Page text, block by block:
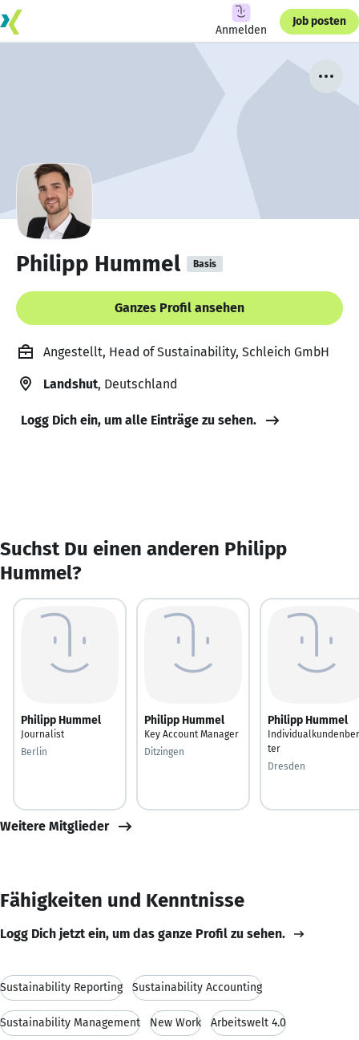
Anmelden
Job posten
Philipp Hummel Basis
Ganzes Profil ansehen
Angestellt, Head of Sustainability, Schleich GmbH
Landshut, Deutschland
Logg Dich ein, um alle Einträge zu sehen.
Suchst Du einen anderen Philipp
Hummel?
Philipp Hummel
Journalist
Berlin
Philipp Hummel
Key Account Manager
Ditzingen
Philipp Hummel
ter
Dresden
Weitere Mitglieder
Fähigkeiten und Kenntnisse
Logg Dich jetzt ein, um das ganze Profil zu sehen.
Sustainability Reporting Sustainability Accounting
Sustainability Management New Work Arbeitswelt 4.0